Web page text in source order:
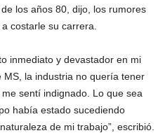
los años 80, dijo, los rumores
costarle su carrera.
inmediato y devastador en mi
la industria no quería tener
sentí indignado. Lo que sea
había estado sucediendo
de mi trabajo”, escribió.